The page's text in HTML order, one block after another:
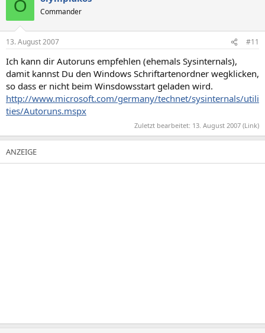
O Commander
13. August 2007 #11
Ich kann dir Autoruns empfehlen (ehemals Sysinternals),
damit kannst Du den Windows Schriftartenordner wegklicken,
so dass er nicht beim Winsdowsstart geladen wird.
http://www.microsoft.com/germany/technet/sysinternals/utili
ties/Autoruns.mspx
Zuletzt bearbeitet: 13. August 2007 (Link)